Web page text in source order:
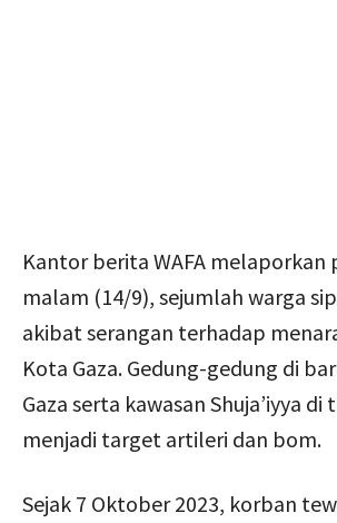
Kantor berita WAFA melaporkan
malam (14/9), sejumlah warga
akibat serangan terhadap
Kota Gaza. Gedung-gedung di
Gaza serta kawasan Shuja’iyya
menjadi target artileri dan bom.
Sejak 7 Oktober 2023, korban